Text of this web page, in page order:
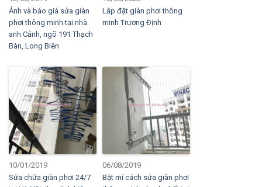
Ảnh và báo giá sửa giàn
phơi thông minh tại nhà
anh Cảnh, ngõ 191 Thạch
Bàn, Long Biên
Lắp đặt giàn phơi thông
minh Trương Định
10/01/2019
Sửa chữa giàn phơi 24/7
06/08/2019
Bật mí cách sửa giàn phơi